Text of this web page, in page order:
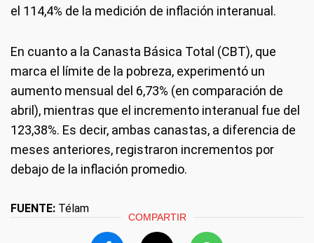
el 114,4% de la medición de inflación interanual.
En cuanto a la Canasta Básica Total (CBT), que
marca el límite de la pobreza, experimentó un
aumento mensual del 6,73% (en comparación de
abril), mientras que el incremento interanual fue del
123,38%. Es decir, ambas canastas, a diferencia de
meses anteriores, registraron incrementos por
debajo de la inflación promedio.
FUENTE: Télam
COMPARTIR